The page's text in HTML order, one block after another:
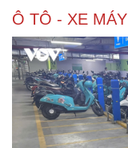
Ô TÔ - XE MÁY